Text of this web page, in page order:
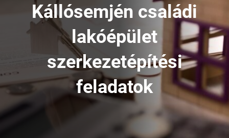
Kállósemjén családi
lakóépület
szerkezetépítési
feladatok